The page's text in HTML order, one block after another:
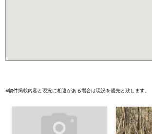
※物件掲載内容と現況に相違がある場合は現況を優先と致します。